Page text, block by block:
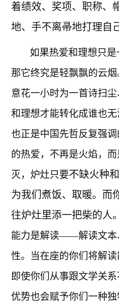
着绩效、奖项、职称、
地、手不离帚地打理自
如果热爱和理想只是
那它终究是轻飘飘的云
意花一小时为一首诗扫
和理想才能转化成谁也
也正是中国先哲反复强
的热爱，不再是火焰，而
灭，炉灶只要不缺火种
为我们煮饭、取暖。而
往炉灶里添一把柴的人。
能力是解读——解读文本
性。当在座的你们将解读
即使你们从事跟文学关
优势也会赋予你们一种独